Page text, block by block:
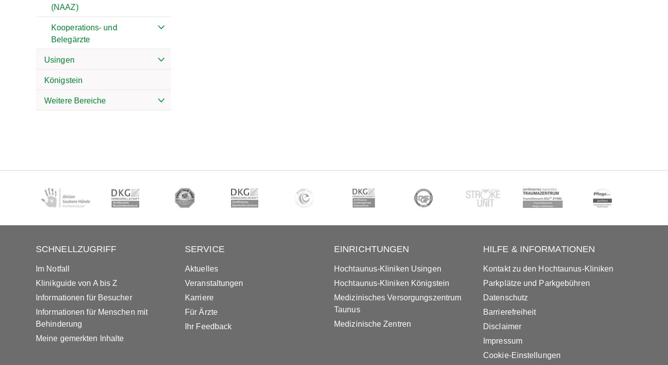
(NAAZ)
Kooperations- und
Belegärzte
Usingen
Königstein
Weitere Bereiche
SCHNELLZUGRIFF
Im Notfall
Klinikguide von A bis Z
Informationen für Besucher
Informationen für Menschen mit
Behinderung
Meine gemerkten Inhalte
SERVICE
Aktuelles
Veranstaltungen
Karriere
Für Ärzte
Ihr Feedback
EINRICHTUNGEN
Hochtaunus-Kliniken Usingen
Hochtaunus-Kliniken Königstein
Medizinisches Versorgungszentrum
Taunus
Medizinische Zentren
HILFE & INFORMATIONEN
Kontakt zu den Hochtaunus-Kliniken
Parkplätze und Parkgebühren
Datenschutz
Barrierefreiheit
Disclaimer
Impressum
Cookie-Einstellungen